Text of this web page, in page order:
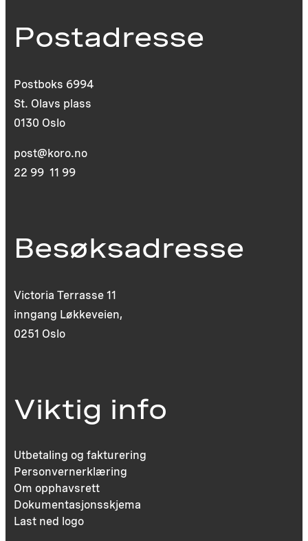
Postadresse
Postboks 6994
St. Olavs plass
0130 Oslo
post@koro.no
22 99 11 99
Besøksadresse
Victoria Terrasse 11
inngang Løkkeveien,
0251 Oslo
Viktig info
Utbetaling og fakturering
Personvernerklæring
Om opphavsrett
Dokumentasjonsskjema
Last ned logo